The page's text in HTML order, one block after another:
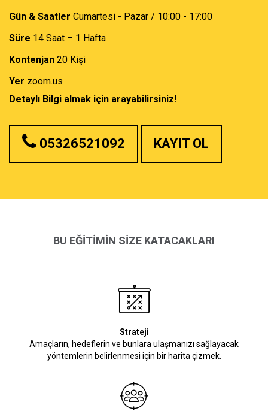
Gün & Saatler Cumartesi - Pazar / 10:00 - 17:00
Süre 14 Saat – 1 Hafta
Kontenjan 20 Kişi
Yer zoom.us
Detaylı Bilgi almak için arayabilirsiniz!
05326521092 KAYIT OL
BU EĞİTİMİN SİZE KATACAKLARI
Strateji
Amaçların, hedeflerin ve bunlara ulaşmanızı sağlayacak
yöntemlerin belirlenmesi için bir harita çizmek.